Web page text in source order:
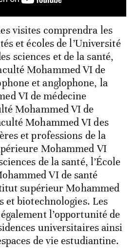
visites comprendra les
et écoles de l’Université
sciences et de la santé,
Mohammed VI de
et anglophone, la
VI de médecine
Mohammed VI de
Mohammed VI des
et professions de la
Mohammed VI
de la santé, l’École
VI de santé
supérieur Mohammed
et biotechnologies. Les
l’opportunité de
universitaires ainsi
de vie estudiantine.